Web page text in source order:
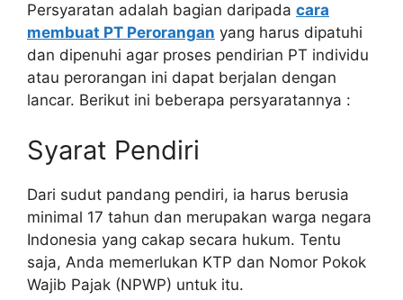
Persyaratan adalah bagian daripada cara
membuat PT Perorangan yang harus dipatuhi
dan dipenuhi agar proses pendirian PT individu
atau perorangan ini dapat berjalan dengan
lancar. Berikut ini beberapa persyaratannya :
Syarat Pendiri
Dari sudut pandang pendiri, ia harus berusia
minimal 17 tahun dan merupakan warga negara
Indonesia yang cakap secara hukum. Tentu
saja, Anda memerlukan KTP dan Nomor Pokok
Wajib Pajak (NPWP) untuk itu.